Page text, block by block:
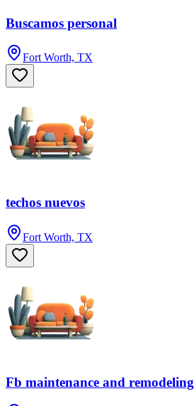
Buscamos personal
Fort Worth, TX
techos nuevos
Fort Worth, TX
Fb maintenance and remodeling